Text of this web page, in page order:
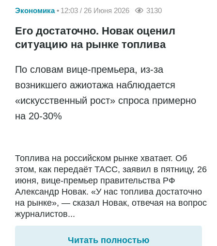
Экономика 12:03 / 26 Июня 2026 3130
Его достаточно. Новак оценил
ситуацию на рынке топлива
По словам вице-премьера, из-за
возникшего ажиотажа наблюдается
«искусственный рост» спроса примерно
на 20-30%
Топлива на российском рынке хватает. Об
этом, как передаёт ТАСС, заявил в пятницу, 26
июня, вице-премьер правительства РФ
Александр Новак. «У нас топлива достаточно
на рынке», — сказал Новак, отвечая на вопрос
журналистов...
Читать полностью